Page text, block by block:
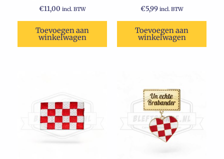
€11,00 incl. BTW
Toevoegen aan
winkelwagen
€5,99 incl. BTW
Toevoegen aan
winkelwagen